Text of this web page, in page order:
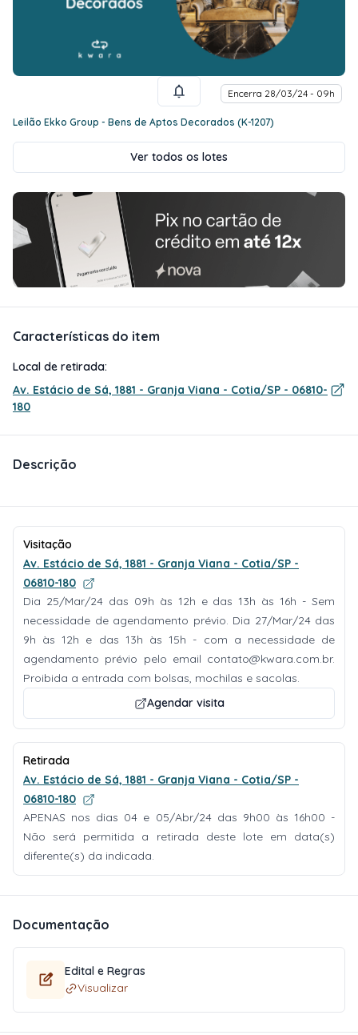
Encerra 28/03/24 - 09h
Leilão Ekko Group - Bens de Aptos Decorados (K-1207)
Ver todos os lotes
Características do item
Local de retirada:
Av. Estácio de Sá, 1881 - Granja Viana - Cotia/SP - 06810-
180
Descrição
Visitação
Av. Estácio de Sá, 1881 - Granja Viana - Cotia/SP -
06810-180
Dia 25/Mar/24 das 09h às 12h e das 13h às 16h - Sem
necessidade de agendamento prévio. Dia 27/Mar/24 das
9h às 12h e das 13h às 15h - com a necessidade de
agendamento prévio pelo email contato@kwara.com.br.
Proibida a entrada com bolsas, mochilas e sacolas.
Agendar visita
Retirada
Av. Estácio de Sá, 1881 - Granja Viana - Cotia/SP -
06810-180
APENAS nos dias 04 e 05/Abr/24 das 9h00 às 16h00 -
Não será permitida a retirada deste lote em data(s)
diferente(s) da indicada.
Documentação
Edital e Regras
Visualizar